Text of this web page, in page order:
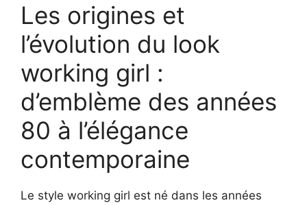
Les origines et
l’évolution du look
working girl :
d’emblème des années
80 à l’élégance
contemporaine
Le style working girl est né dans les années